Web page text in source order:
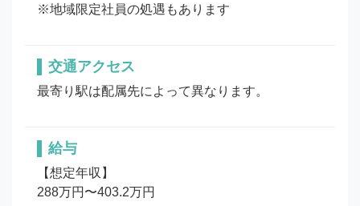
※地域限定社員の処遇もあります
交通アクセス
最寄り駅は配属先によって異なります。
給与
【想定年収】
288万円〜403.2万円